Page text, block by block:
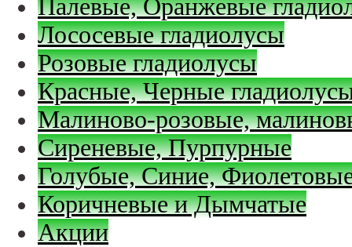
Палевые, Оранжевые
Лососевые гладиолусы
Розовые гладиолусы
Красные, Черные
Малиново-розовые,
Сиреневые, Пурпурные
Голубые, Синие,
Коричневые и Дымчатые
Акции